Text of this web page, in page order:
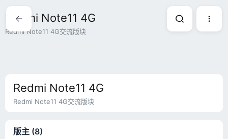
Redmi Note11 4G
Redmi Note11 4G交流版块
Redmi Note11 4G
Redmi Note11 4G交流版块
版主 (8)